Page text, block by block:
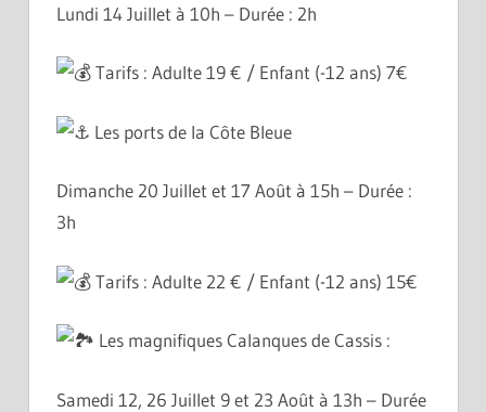
Lundi 14 Juillet à 10h – Durée : 2h
Tarifs : Adulte 19 € / Enfant (-12 ans) 7€
Les ports de la Côte Bleue
Dimanche 20 Juillet et 17 Août à 15h – Durée :
3h
Tarifs : Adulte 22 € / Enfant (-12 ans) 15€
Les magnifiques Calanques de Cassis :
Samedi 12, 26 Juillet 9 et 23 Août à 13h – Durée